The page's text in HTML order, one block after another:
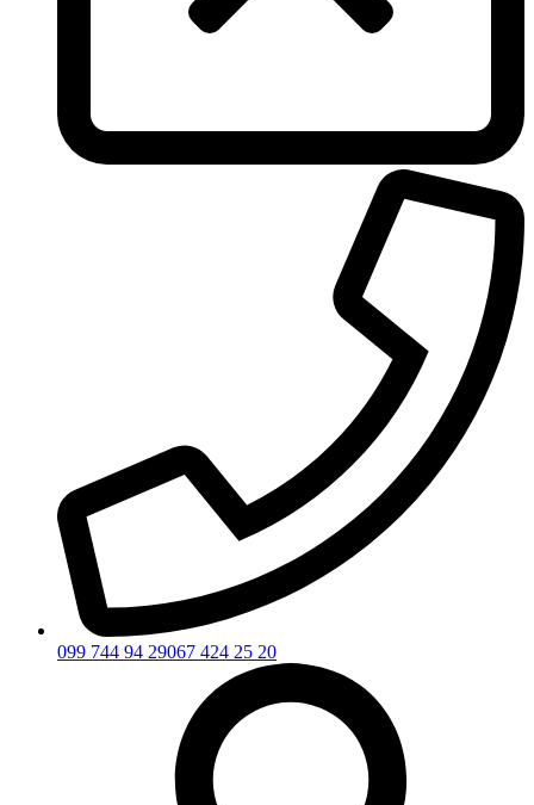
099 744 94 29067 424 25 20